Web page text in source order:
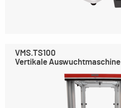
VMS.TS100
Vertikale Auswuchtmaschine